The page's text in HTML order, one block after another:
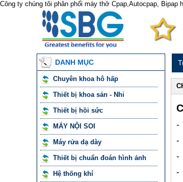
Công ty chúng tôi phân phối máy thở Cpap,Autocpap,
DANH MỤC
Chuyên khoa hô hấp
Thiết bị khoa sản - Nhi
Thiết bị hồi sức
MÁY NỘI SOI
Máy rửa dạ dày
Thiết bị chuẩn đoán hình ảnh
Hệ thống khí
-
-
-
-